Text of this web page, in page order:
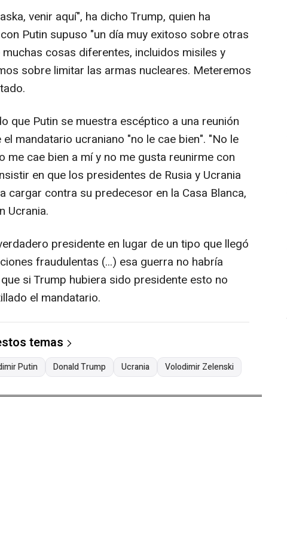
venir aquí", ha dicho Trump, quien ha
Putin supuso "un día muy exitoso sobre otras
cosas diferentes, incluidos misiles y
sobre limitar las armas nucleares. Meteremos
que Putin se muestra escéptico a una reunión
mandatario ucraniano "no le cae bien". "No le
me cae bien a mí y no me gusta reunirme con
en que los presidentes de Rusia y Ucrania
cargar contra su predecesor en la Casa Blanca,
Ucrania.
presidente en lugar de un tipo que llegó
fraudulentas (...) esa guerra no habría
si Trump hubiera sido presidente esto no
el mandatario.
temas
Putin Donald Trump Ucrania Volodimir Zelenski